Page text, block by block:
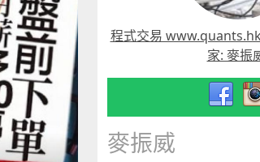
程式交易
家: 麥振
麥振威